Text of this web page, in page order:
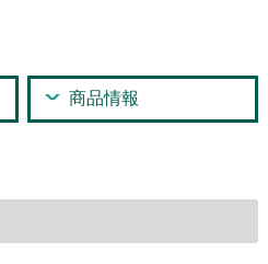
商品情報